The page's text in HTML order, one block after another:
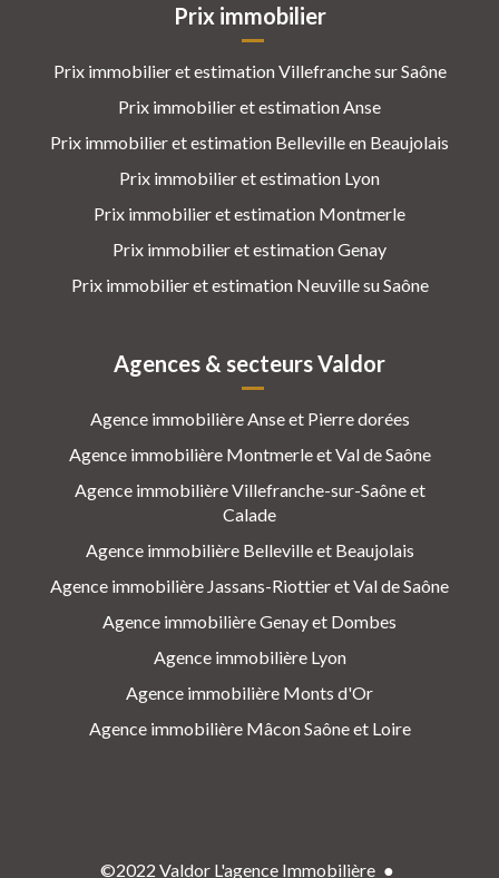
Prix immobilier
Prix immobilier et estimation Villefranche sur Saône
Prix immobilier et estimation Anse
Prix immobilier et estimation Belleville en Beaujolais
Prix immobilier et estimation Lyon
Prix immobilier et estimation Montmerle
Prix immobilier et estimation Genay
Prix immobilier et estimation Neuville su Saône
Agences & secteurs Valdor
Agence immobilière Anse et Pierre dorées
Agence immobilière Montmerle et Val de Saône
Agence immobilière Villefranche-sur-Saône et
Calade
Agence immobilière Belleville et Beaujolais
Agence immobilière Jassans-Riottier et Val de Saône
Agence immobilière Genay et Dombes
Agence immobilière Lyon
Agence immobilière Monts d'Or
Agence immobilière Mâcon Saône et Loire
©2022 Valdor L'agence Immobilière